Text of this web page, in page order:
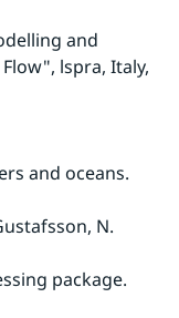
and
lspra, Italy,
and oceans.
N.
package.